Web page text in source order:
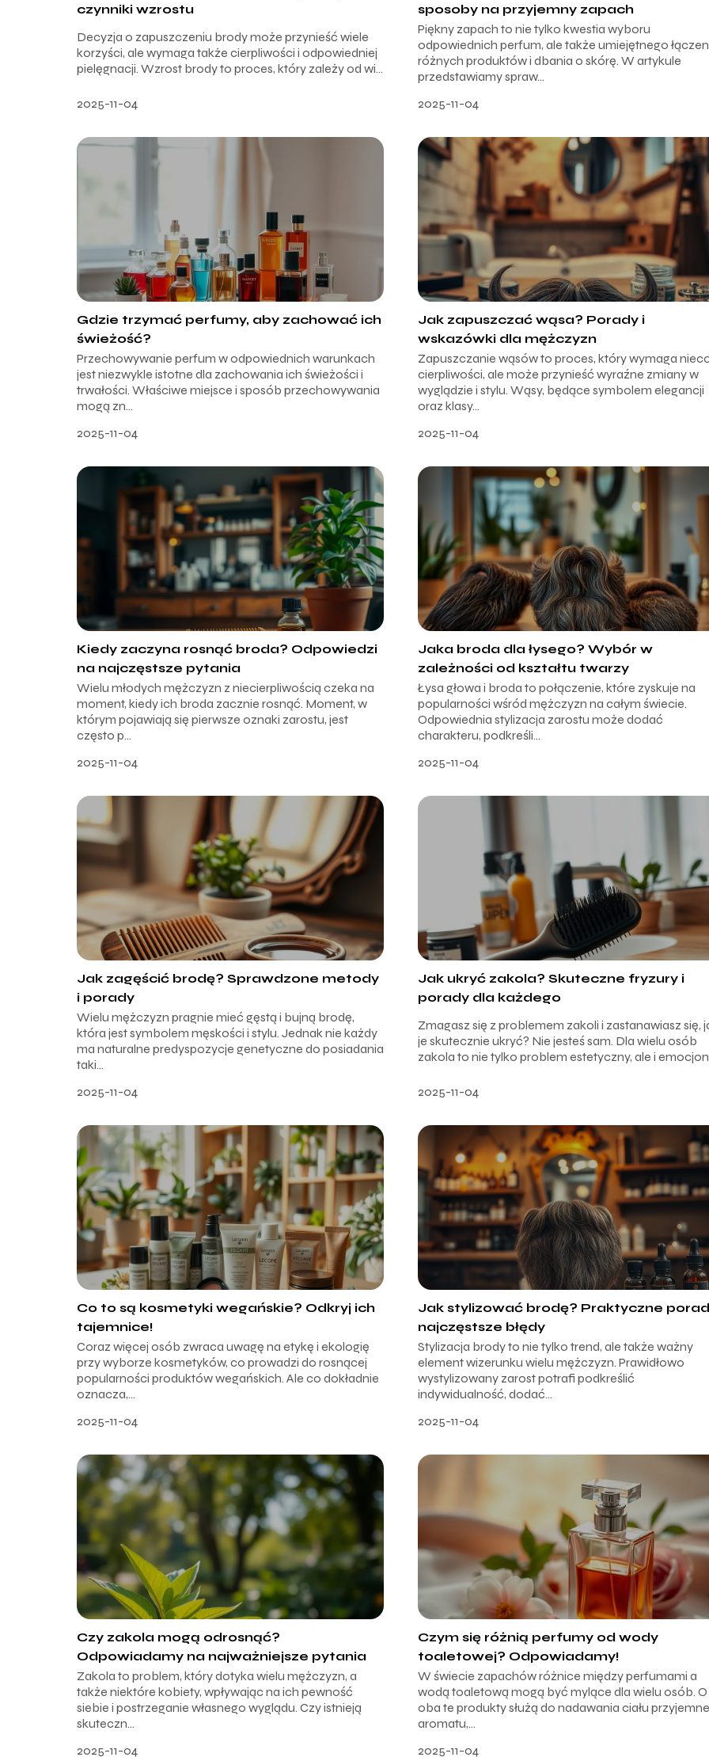
czynniki wzrostu
Decyzja o zapuszczeniu brody może przynieść wiele
korzyści, ale wymaga także cierpliwości i odpowiedniej
pielęgnacji. Wzrost brody to proces, który zależy od wi...
2025-11-04
sposoby na przyjemny zapach
Piękny zapach to nie tylko kwestia wyboru
odpowiednich perfum, ale także umiejętnego
różnych produktów i dbania o skórę. W artykule
przedstawiamy spraw...
2025-11-04
Gdzie trzymać perfumy, aby zachować ich
świeżość?
Przechowywanie perfum w odpowiednich warunkach
jest niezwykle istotne dla zachowania ich świeżości i
trwałości. Właściwe miejsce i sposób przechowywania
mogą zn...
2025-11-04
Jak zapuszczać wąsa? Porady i
wskazówki dla mężczyzn
Zapuszczanie wąsów to proces, który wymaga
cierpliwości, ale może przynieść wyraźne zmiany w
wyglądzie i stylu. Wąsy, będące symbolem elegancji
oraz klasy...
2025-11-04
Kiedy zaczyna rosnąć broda? Odpowiedzi
na najczęstsze pytania
Wielu młodych mężczyzn z niecierpliwością czeka na
moment, kiedy ich broda zacznie rosnąć. Moment, w
którym pojawiają się pierwsze oznaki zarostu, jest
często p...
2025-11-04
Jaka broda dla łysego? Wybór w
zależności od kształtu twarzy
Łysa głowa i broda to połączenie, które zyskuje na
popularności wśród mężczyzn na całym świecie.
Odpowiednia stylizacja zarostu może dodać
charakteru, podkreśli...
2025-11-04
Jak zagęścić brodę? Sprawdzone metody
i porady
Wielu mężczyzn pragnie mieć gęstą i bujną brodę,
która jest symbolem męskości i stylu. Jednak nie każdy
ma naturalne predyspozycje genetyczne do posiadania
taki...
2025-11-04
Jak ukryć zakola? Skuteczne fryzury i
porady dla każdego
Zmagasz się z problemem zakoli i zastanawiasz się,
je skutecznie ukryć? Nie jesteś sam. Dla wielu osób
zakola to nie tylko problem estetyczny, ale i
2025-11-04
Co to są kosmetyki wegańskie? Odkryj ich
tajemnice!
Coraz więcej osób zwraca uwagę na etykę i ekologię
przy wyborze kosmetyków, co prowadzi do rosnącej
popularności produktów wegańskich. Ale co dokładnie
oznacza,...
2025-11-04
Jak stylizować brodę? Praktyczne
najczęstsze błędy
Stylizacja brody to nie tylko trend, ale także ważny
element wizerunku wielu mężczyzn. Prawidłowo
wystylizowany zarost potrafi podkreślić
indywidualność, dodać...
2025-11-04
Czy zakola mogą odrosnąć?
Odpowiadamy na najważniejsze pytania
Zakola to problem, który dotyka wielu mężczyzn, a
także niektóre kobiety, wpływając na ich pewność
siebie i postrzeganie własnego wyglądu. Czy istnieją
skuteczn...
2025-11-04
Czym się różnią perfumy od wody
toaletowej? Odpowiadamy!
W świecie zapachów różnice między perfumami a
wodą toaletową mogą być mylące dla wielu osób. O
oba te produkty służą do nadawania ciału
aromatu,...
2025-11-04